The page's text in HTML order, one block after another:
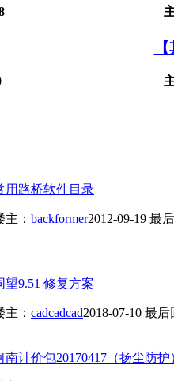
用路桥软件目录
主： backformer2012-09-19 最
望9.51 修复方案
主： cadcadcad2018-07-10 最后
南计价包20170417（扬尘防护